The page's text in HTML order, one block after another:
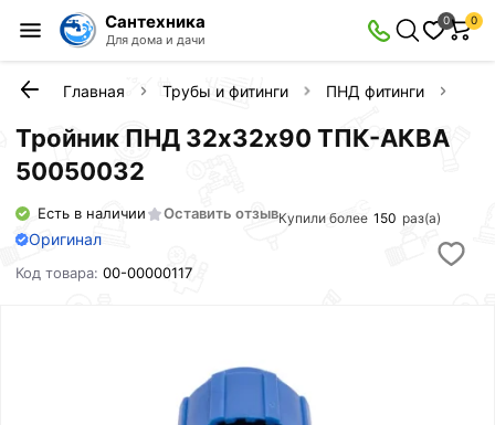
Сантехника
Для дома и дачи
0 0
Главная Трубы и фитинги ПНД фитинги
Тройник ПНД 32х32х90 ТПК-АКВА
50050032
Есть в наличии Оставить отзывКупили более 150 раз(а)
Оригинал
Код товара:00-00000117